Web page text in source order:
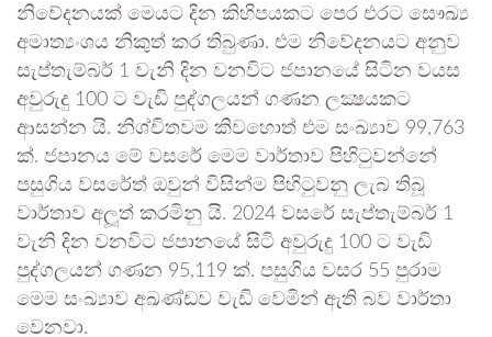
නිවේදනයක් මෙයට දින කිහිපයකට පෙර එරට සෞඛ්‍ය
අමාත්‍යංශය නිකුත් කර තිබුණා. එම නිවේදනයට අනුව
සැප්තැම්බර් 1 වැනි දින වනවිට ජපානයේ සිටින වයස
අවුරුදු 100 ට වැඩි පුද්ගලයන් ගණන ලක්‍ෂයකට
ආසන්න යි. නිශ්චිතවම කිවහොත් එම සංඛ්‍යාව 99,763
ක්. ජපානය මේ වසරේ මෙම වාර්තාව පිහිටුවන්නේ
පසුගිය වසරේත් ඔවුන් විසින්ම පිහිටුවනු ලැබ තිබූ
වාර්තාව අලූත් කරමිනු යි. 2024 වසරේ සැප්තැම්බර් 1
වැනි දින වනවිට ජපානයේ සිටි අවුරුදු 100 ට වැඩි
පුද්ගලයන් ගණන 95,119 ක්. පසුගිය වසර 55 පුරාම
මෙම සංඛ්‍යාව අඛණ්ඩව වැඩි වෙමින් ඇති බව වාර්තා
වෙනවා.